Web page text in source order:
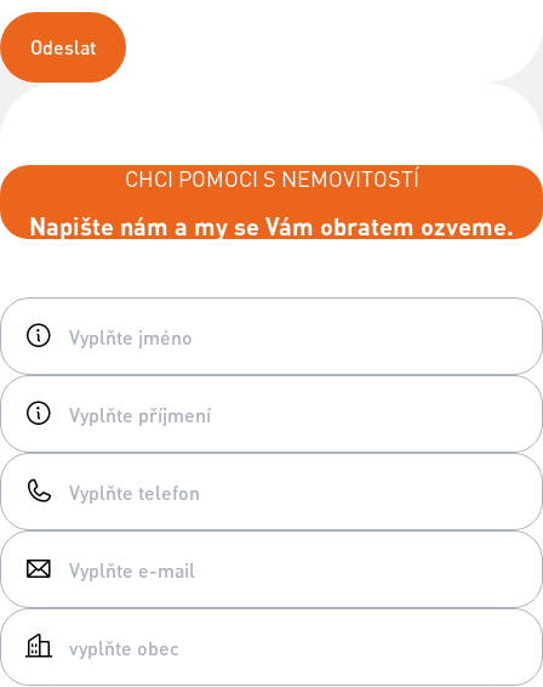
Odeslat
CHCI POMOCI S NEMOVITOSTÍ
Napište nám a my se Vám obratem ozveme.